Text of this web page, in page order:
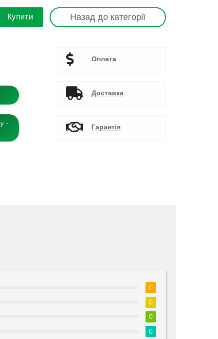
Купити Назад до категорії
-
Оплата
Доставка
Гарантія
0
0
0
0